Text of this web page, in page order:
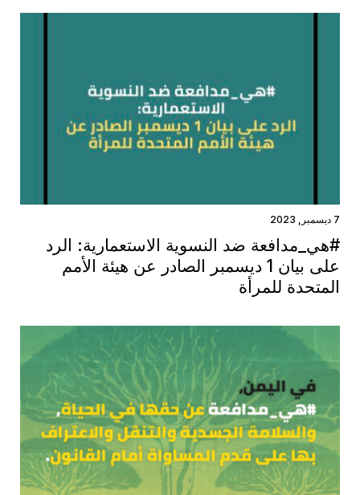
7 ديسمبر, 2023
#هي_مدافعة ضد النسوية الاستعمارية: الرد
على بيان 1 ديسمبر الصادر عن هيئة الأمم
المتحدة للمرأة